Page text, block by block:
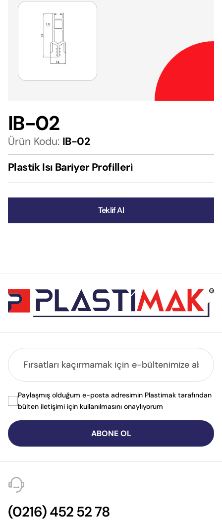
IB-02
Ürün Kodu: IB-02
Plastik Isı Bariyer Profilleri
Teklif Al
ABONE OL
Paylaşmış olduğum e-posta adresimin Plastimak tarafından
bülten iletişimi için kullanılmasını onaylıyorum
(0216) 452 52 78